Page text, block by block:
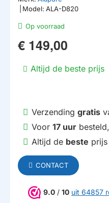
Op voorraad
Model: ALA-D820
€ 149,00
Altijd de beste prijs
Verzending gratis
Voor 17 uur besteld,
Altijd de beste prijs
CONTACT
9.0 / 10 uit 64857